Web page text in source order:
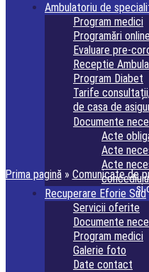
Ambulatoriu de
Program medici
Programări online
Evaluare pre-
Receptie
Program Diabet
Tarife
de casa de
Documente
Acte
Acte
Acte
Recuperare Eforie Sud
Servicii oferite
Documente
Program medici
Galerie foto
Date contact
Prima pagină » Comunicate de
și